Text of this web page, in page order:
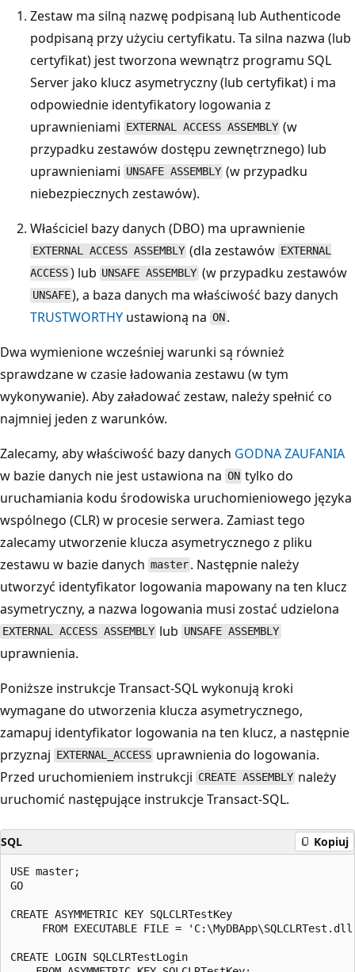
Zestaw ma silną nazwę podpisaną lub Authenticode
podpisaną przy użyciu certyfikatu. Ta silna nazwa (lub
certyfikat) jest tworzona wewnątrz programu SQL
Server jako klucz asymetryczny (lub certyfikat) i ma
odpowiednie identyfikatory logowania z
uprawnieniami EXTERNAL ACCESS ASSEMBLY (w
przypadku zestawów dostępu zewnętrznego) lub
uprawnieniami UNSAFE ASSEMBLY (w przypadku
niebezpiecznych zestawów).
Właściciel bazy danych (DBO) ma uprawnienie
EXTERNAL ACCESS ASSEMBLY (dla zestawów EXTERNAL
ACCESS) lub UNSAFE ASSEMBLY (w przypadku zestawów
UNSAFE), a baza danych ma właściwość bazy danych
TRUSTWORTHY ustawioną na ON .
Dwa wymienione wcześniej warunki są również
sprawdzane w czasie ładowania zestawu (w tym
wykonywanie). Aby załadować zestaw, należy spełnić co
najmniej jeden z warunków.
Zalecamy, aby właściwość bazy danych GODNA ZAUFANIA
w bazie danych nie jest ustawiona na ON tylko do
uruchamiania kodu środowiska uruchomieniowego języka
wspólnego (CLR) w procesie serwera. Zamiast tego
zalecamy utworzenie klucza asymetrycznego z pliku
zestawu w bazie danych master . Następnie należy
utworzyć identyfikator logowania mapowany na ten klucz
asymetryczny, a nazwa logowania musi zostać udzielona
EXTERNAL ACCESS ASSEMBLY lub UNSAFE ASSEMBLY
uprawnienia.
Poniższe instrukcje Transact-SQL wykonują kroki
wymagane do utworzenia klucza asymetrycznego,
zamapuj identyfikator logowania na ten klucz, a następnie
przyznaj EXTERNAL_ACCESS uprawnienia do logowania.
Przed uruchomieniem instrukcji CREATE ASSEMBLY należy
uruchomić następujące instrukcje Transact-SQL.
SQL Kopiuj
USE master;
GO
CREATE ASYMMETRIC KEY SQLCLRTestKey
FROM EXECUTABLE FILE =
CREATE LOGIN SQLCLRTestLogin